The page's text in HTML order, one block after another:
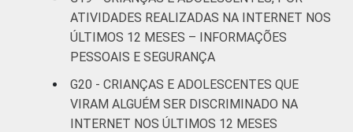
DE 11 14
DOMICÍLIO
COM ACESSO
À INTERNET
Sim
Não 10
ATIVIDADES REALIZADAS NA INTERNET NOS
ÚLTIMOS 12 MESES – INFORMAÇÕES
PESSOAIS E SEGURANÇA
G20 - CRIANÇAS E ADOLESCENTES QUE
VIRAM ALGUÉM SER DISCRIMINADO NA
INTERNET NOS ÚLTIMOS 12 MESES